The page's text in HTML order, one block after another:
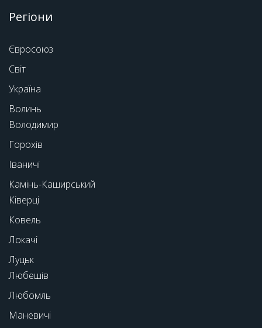
Регіони
Євросоюз
Світ
Україна
Волинь
Володимир
Горохів
Іваничі
Камінь-Каширський
Ківерці
Ковель
Локачі
Луцьк
Любешів
Любомль
Маневичі